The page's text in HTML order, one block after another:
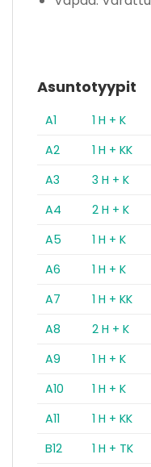
Asuntotyypit
A1 1 H + K
A2
1 H + KK
A3
3 H + K
A4
2 H + K
A5
1 H + K
A6
1 H + K
A7
1 H + KK
A8
2 H + K
A9
1 H + K
A10
1 H + K
A11
1 H + KK
B12
1 H + TK